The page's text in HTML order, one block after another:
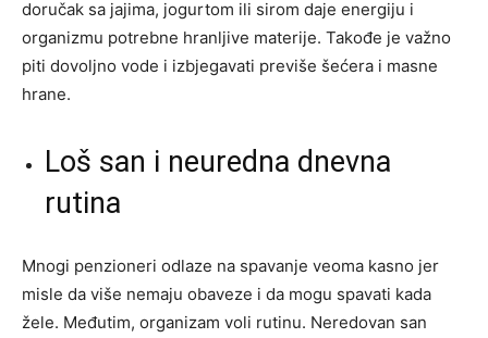
doručak sa jajima, jogurtom ili sirom daje energiju i
organizmu potrebne hranljive materije. Takođe je važno
piti dovoljno vode i izbjegavati previše šećera i masne
hrane.
Loš san i neuredna dnevna
rutina
Mnogi penzioneri odlaze na spavanje veoma kasno jer
misle da više nemaju obaveze i da mogu spavati kada
žele. Međutim, organizam voli rutinu. Neredovan san